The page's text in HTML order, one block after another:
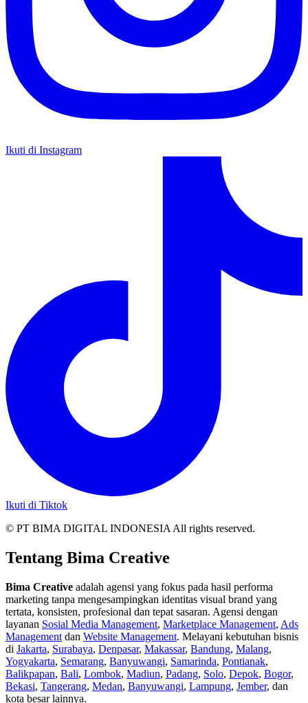
Ikuti di Instagram
Ikuti di Tiktok
© PT BIMA DIGITAL INDONESIA All rights reserved.
Tentang Bima Creative
Bima Creative adalah agensi yang fokus pada hasil performa
marketing tanpa mengesampingkan identitas visual brand yang
tertata, konsisten, profesional dan tepat sasaran. Agensi dengan
layanan Sosial Media Management, Marketplace Management, Ads
Management dan Website Management. Melayani kebutuhan bisnis
di Jakarta, Surabaya, Denpasar, Makassar, Bandung, Malang,
Yogyakarta, Semarang, Banyuwangi, Samarinda, Pontianak,
Balikpapan, Bali, Lombok, Madiun, Padang, Solo, Depok, Bogor,
Bekasi, Tangerang, Medan, Banyuwangi, Lampung, Jember, dan
kota besar lainnya.